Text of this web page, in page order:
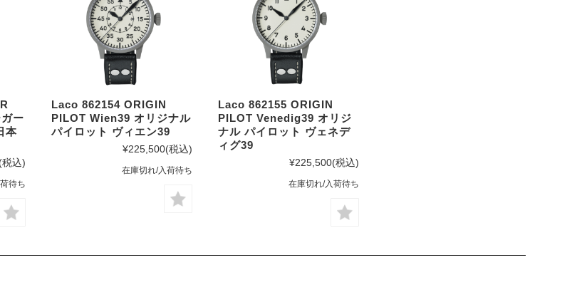
ー
本
(税込)
待ち
Laco 862154 ORIGIN
PILOT Wien39 オリジナル
パイロット ヴィエン39
¥225,500(税込)
在庫切れ/入荷待ち
Laco 862155 ORIGIN
PILOT Venedig39 オリジ
ナル パイロット ヴェネデ
ィグ39
¥225,500(税込)
在庫切れ/入荷待ち